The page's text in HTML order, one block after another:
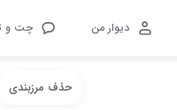
دیوار من چت و
حذف مرزبندی